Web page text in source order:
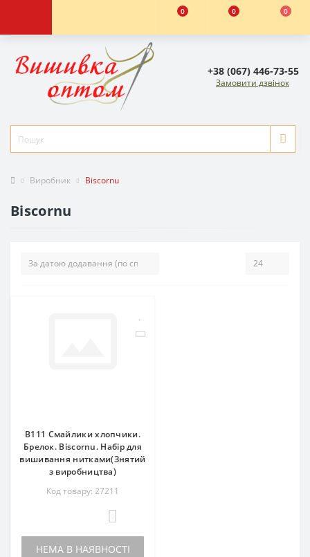
0 0 0
+38 (067) 446-73-55
Замовити дзвінок
Виробник Biscornu
Biscornu
B111 Смайлики хлопчики.
Брелок. Biscornu. Набір для
вишивання нитками(Знятий
з виробництва)
Код товару: 27211
НЕМА В НАЯВНОСТІ